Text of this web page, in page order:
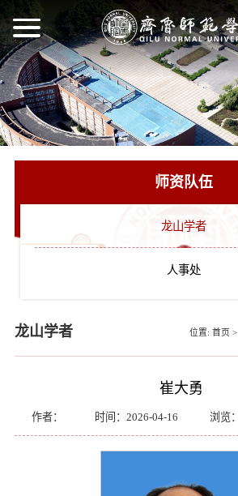
师资队伍
龙山学者
人事处
龙山学者 位置: 首页 >
崔大勇
作者： 时间：2026-04-16 浏览：